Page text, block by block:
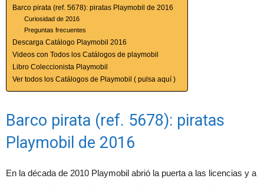
Barco pirata (ref. 5678): piratas Playmobil de 2016
Curiosidad de 2016
Preguntas frecuentes
Descarga Catálogo Playmobil 2016
Videos con Todos los Catálogos de playmobil
Libro Coleccionista Playmobil
Ver todos los Catálogos de Playmobil ( pulsa aquí )
Barco pirata (ref. 5678): piratas
Playmobil de 2016
En la década de 2010 Playmobil abrió la puerta a las licencias y a